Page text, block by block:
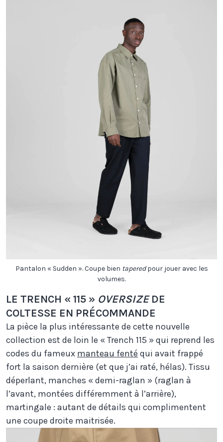
Pantalon « Sudden ». Coupe bien taperedpour jouer avec les
volumes.
LE TRENCH « 115 » OVERSIZEDE
COLTESSE EN PRÉCOMMANDE
La pièce la plus intéressante de cette nouvelle
collection est de loin le « Trench 115 » qui reprend les
codes du fameux manteau fenté qui avait frappé
fort la saison dernière (et que j’ai raté, hélas). Tissu
déperlant, manches « demi-raglan » (raglan à
l’avant, montées différemment à l’arrière),
martingale : autant de détails qui complimentent
une coupe droite maitrisée.